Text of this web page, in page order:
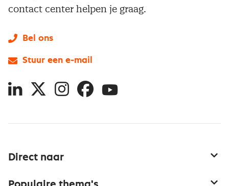
Direct naar
contact center helpen je graag.
Bel ons
Stuur een e-mail
LinkedIn
X InstagramFacebookYouTube